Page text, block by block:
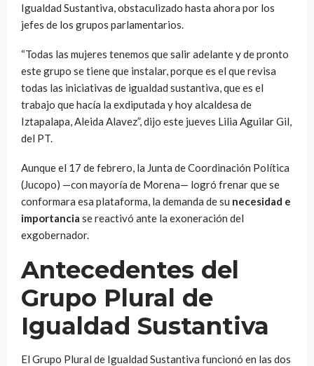
Igualdad Sustantiva, obstaculizado hasta ahora por los
jefes de los grupos parlamentarios.
“Todas las mujeres tenemos que salir adelante y de pronto
este grupo se tiene que instalar, porque es el que revisa
todas las iniciativas de igualdad sustantiva, que es el
trabajo que hacía la exdiputada y hoy alcaldesa de
Iztapalapa, Aleida Alavez”, dijo este jueves Lilia Aguilar Gil,
del PT.
Aunque el 17 de febrero, la Junta de Coordinación Política
(Jucopo) —con mayoría de Morena— logró frenar que se
conformara esa plataforma, la demanda de su necesidad e
importancia se reactivó ante la exoneración del
exgobernador.
Antecedentes del
Grupo Plural de
Igualdad Sustantiva
El Grupo Plural de Igualdad Sustantiva funcionó en las dos